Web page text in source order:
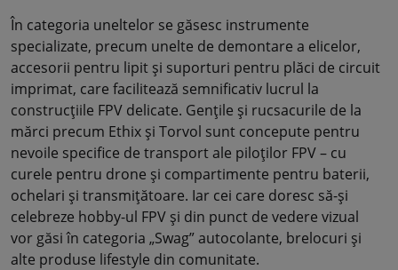
În categoria uneltelor se găsesc instrumente
specializate, precum unelte de demontare a elicelor,
accesorii pentru lipit și suporturi pentru plăci de circuit
imprimat, care facilitează semnificativ lucrul la
construcțiile FPV delicate. Gențile și rucsacurile de la
mărci precum Ethix și Torvol sunt concepute pentru
nevoile specifice de transport ale piloților FPV – cu
curele pentru drone și compartimente pentru baterii,
ochelari și transmițătoare. Iar cei care doresc să-și
celebreze hobby-ul FPV și din punct de vedere vizual
vor găsi în categoria „Swag” autocolante, brelocuri și
alte produse lifestyle din comunitate.